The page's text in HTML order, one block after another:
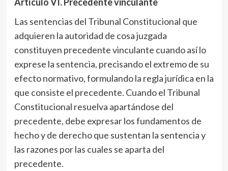
Las sentencias del Tribunal Constitucional que
adquieren la autoridad de cosa juzgada
constituyen precedente vinculante cuando así lo
exprese la sentencia, precisando el extremo de su
efecto normativo, formulando la regla jurídica en la
que consiste el precedente. Cuando el Tribunal
Constitucional resuelva apartándose del
precedente, debe expresar los fundamentos de
hecho y de derecho que sustentan la sentencia y
las razones por las cuales se aparta del
precedente.